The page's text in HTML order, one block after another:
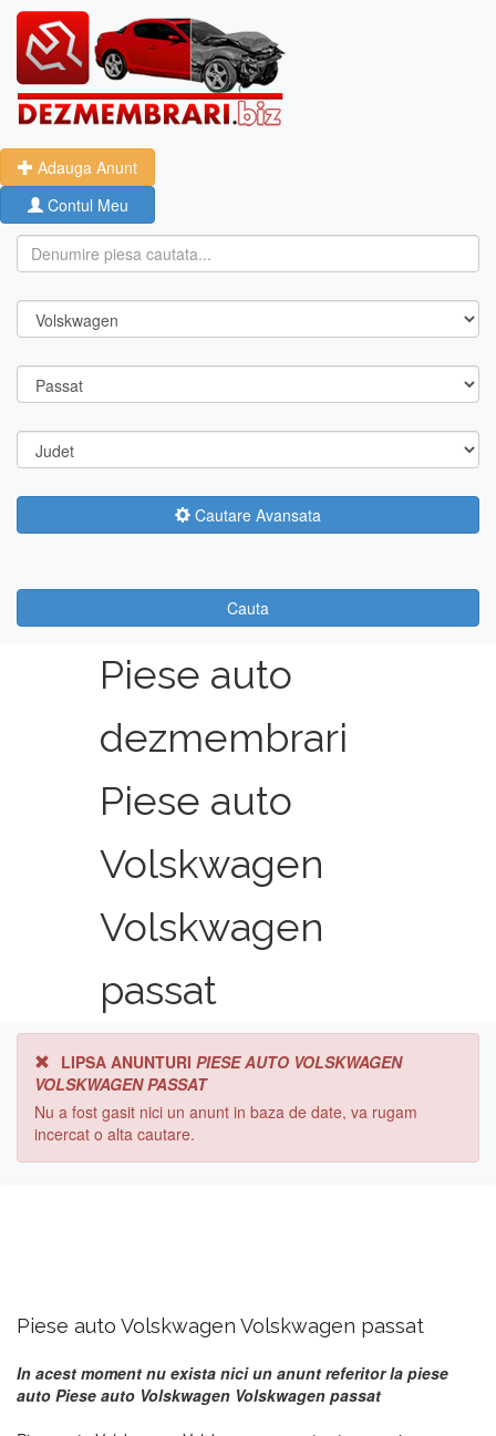
Adauga Anunt
Contul Meu
Cautare Avansata
Cauta
Piese auto
dezmembrari
Piese auto
Volskwagen
Volskwagen
passat
LIPSA ANUNTURI PIESE AUTO VOLSKWAGEN
VOLSKWAGEN PASSAT
Nu a fost gasit nici un anunt in baza de date, va rugam
incercat o alta cautare.
Piese auto Volskwagen Volskwagen passat
In acest moment nu exista nici un anunt referitor la piese
auto Piese auto Volskwagen Volskwagen passat